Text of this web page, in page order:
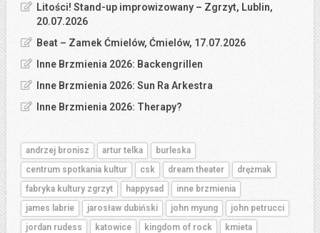
Litości! Stand-up improwizowany – Zgrzyt, Lublin,
20.07.2026
Beat – Zamek Ćmielów, Ćmielów, 17.07.2026
Inne Brzmienia 2026: Backengrillen
Inne Brzmienia 2026: Sun Ra Arkestra
Inne Brzmienia 2026: Therapy?
andrzej bronisz artur telka
burleska
centrum spotkania kultur
csk dream theater
drężmak
fabryka kultury zgrzyt
happysad
inne brzmienia
james labrie
jarosław dubiński john myung
john petrucci
jordan rudess
katowice kingdom of rock
kmieta